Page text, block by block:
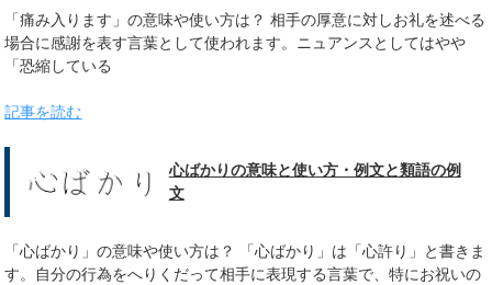
「痛み入ります」の意味や使い方は？ 相手の厚意に対しお礼を述べる
場合に感謝を表す言葉として使われます。ニュアンスとしてはやや
「恐縮している
記事を読む
心ばかりの意味と使い方・例文と類語の例
文
「心ばかり」の意味や使い方は？ 「心ばかり」は「心許り」と書きま
す。自分の行為をへりくだって相手に表現する言葉で、特にお祝いの